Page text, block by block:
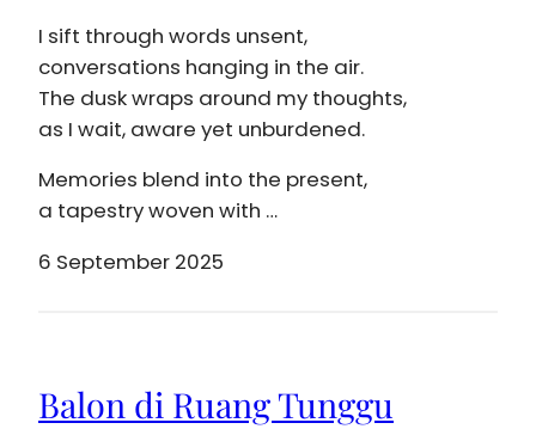
I sift through words unsent,
conversations hanging in the air.
The dusk wraps around my thoughts,
as I wait, aware yet unburdened.
Memories blend into the present,
a tapestry woven with …
6 September 2025
Balon di Ruang Tunggu